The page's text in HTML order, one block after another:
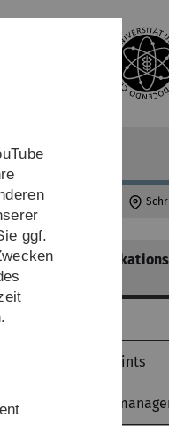
Nutzerzertifikate
Service-Points
ggf.